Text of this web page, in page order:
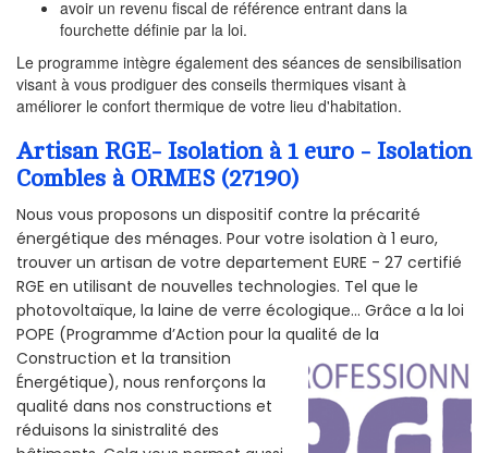
avoir un revenu fiscal de référence entrant dans la
fourchette définie par la loi.
Le programme intègre également des séances de sensibilisation
visant à vous prodiguer des conseils thermiques visant à
améliorer le confort thermique de votre lieu d'habitation.
Artisan RGE- Isolation à 1 euro - Isolation
Combles à ORMES (27190)
Nous vous proposons un dispositif contre la précarité
énergétique des ménages. Pour votre isolation à 1 euro,
trouver un artisan de votre departement EURE - 27 certifié
RGE en utilisant de nouvelles technologies. Tel que le
photovoltaïque, la laine de verre écologique... Grâce a la loi
POPE (Programme d’Action pour la qualité de la
Construction et la transition
Énergétique), nous renforçons la
qualité dans nos constructions et
réduisons la sinistralité des